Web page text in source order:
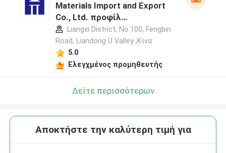
Materials Import and Export
Co., Ltd. προφίλ
κατασκευαστή
Liangxi District, No.100, Fengbin
Road, Liandong U Valley ,Κίνα
5.0
Ελεγχμένος προμηθευτής
Δείτε περισσότερων
Αποκτήστε την καλύτερη τιμή για